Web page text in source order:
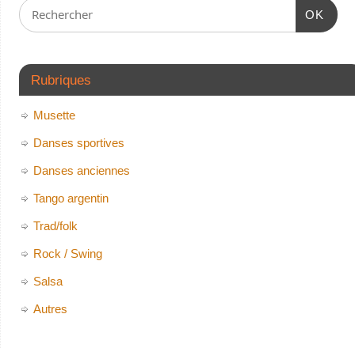
OK
Rubriques
Musette
Danses sportives
Danses anciennes
Tango argentin
Trad/folk
Rock / Swing
Salsa
Autres